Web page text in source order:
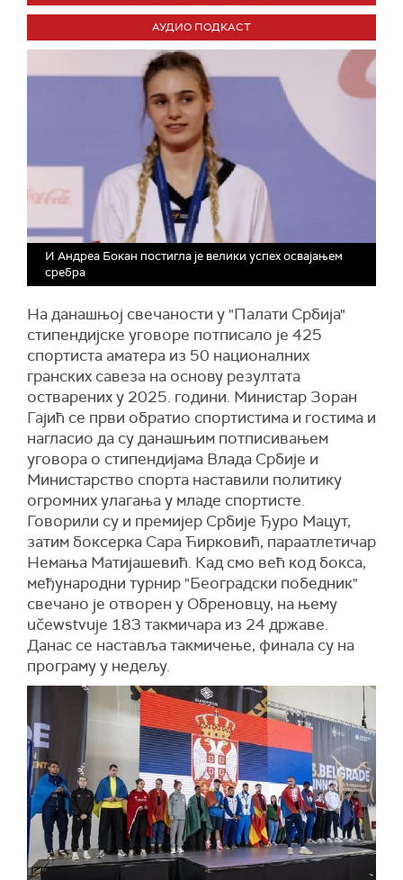
АУДИО ПОДКАСТ
И Андреа Бокан постигла је велики успех освајањем
сребра
На данашњој свечаности у "Палати Србија"
стипендијске уговоре потписало је 425
спортиста аматера из 50 националних
гранских савеза на основу резултата
остварених у 2025. години. Министар Зоран
Гајић се први обратио спортистима и гостима и
нагласио да су данашњим потписивањем
уговора о стипендијама Влада Србије и
Министарство спорта наставили политику
огромних улагања у младе спортисте.
Говорили су и премијер Србије Ђуро Мацут,
затим боксерка Сара Ћирковић, параатлетичар
Немања Матијашевић. Кад смо већ код бокса,
међународни турнир "Београдски победник"
свечано је отворен у Обреновцу, на њему
učewstvuje 183 такмичара из 24 државе.
Данас се наставља такмичење, финала су на
програму у недељу.